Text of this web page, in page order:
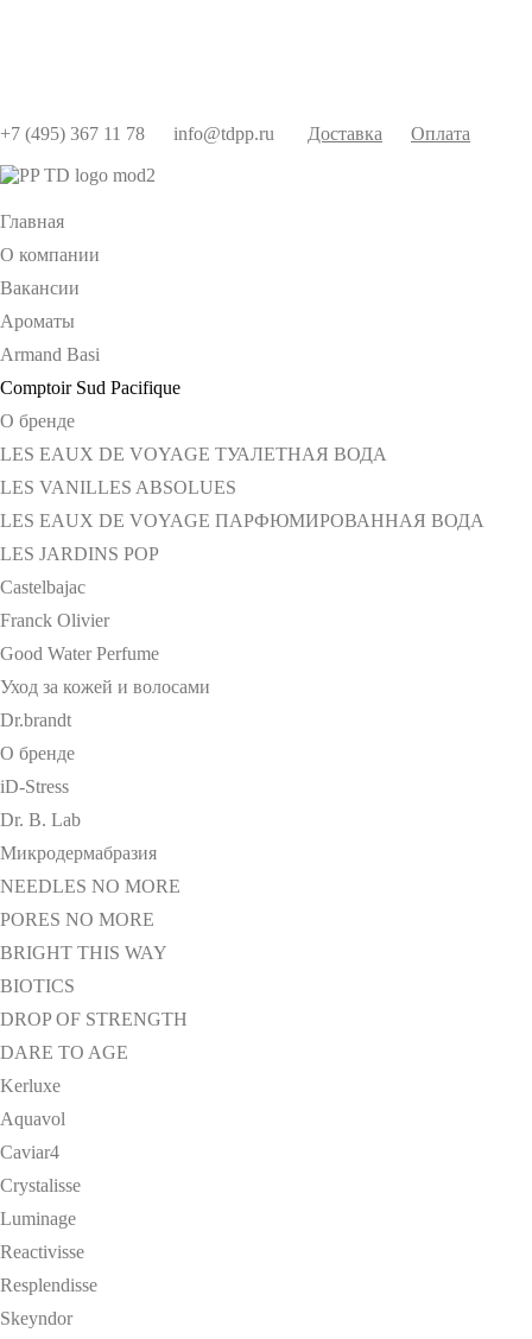
+7 (495) 367 11 78 info@tdpp.ru Доставка Оплата
Главная
О компании
Вакансии
Ароматы
Armand Basi
Comptoir Sud Pacifique
О бренде
LES EAUX DE VOYAGE ТУАЛЕТНАЯ ВОДА
LES VANILLES ABSOLUES
LES EAUX DE VOYAGE ПАРФЮМИРОВАННАЯ ВОДА
LES JARDINS POP
Castelbajac
Franck Olivier
Good Water Perfume
Уход за кожей и волосами
Dr.brandt
О бренде
iD-Stress
Dr. B. Lab
Микродермабразия
NEEDLES NO MORE
PORES NO MORE
BRIGHT THIS WAY
BIOTICS
DROP OF STRENGTH
DARE TO AGE
Kerluxe
Aquavol
Caviar4
Crystalisse
Luminage
Reactivisse
Resplendisse
Skeyndor